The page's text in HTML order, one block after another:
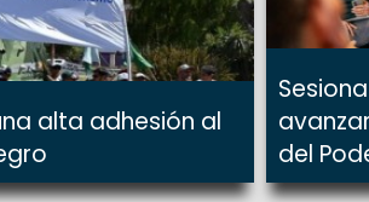
alta adhesión al
del